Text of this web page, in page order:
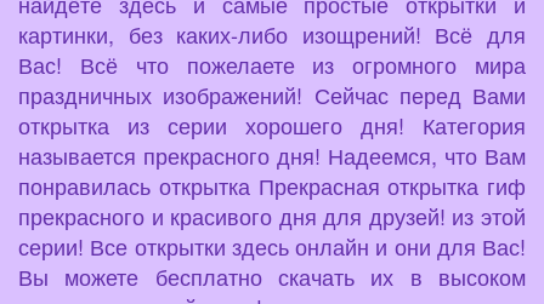
картинки, без каких-либо изощрений! Всё для
Вас! Всё что пожелаете из огромного мира
праздничных изображений! Сейчас перед Вами
открытка из серии хорошего дня! Категория
называется прекрасного дня! Надеемся, что Вам
понравилась открытка Прекрасная открытка гиф
прекрасного и красивого дня для друзей! из этой
серии! Все открытки здесь онлайн и они для Вас!
Вы можете бесплатно скачать их в высоком